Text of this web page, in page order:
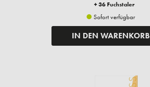
+ 36 Fuchstaler
Sofort verfügbar
IN DEN WARENKORB